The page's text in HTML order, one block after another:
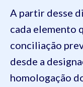
A partir desse
cada elemento
conciliação
desde a
homologação